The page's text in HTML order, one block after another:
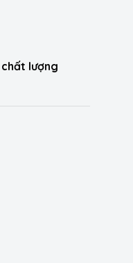
lượng